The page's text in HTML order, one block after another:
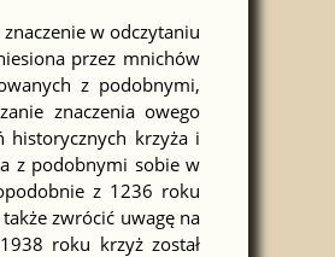
w odczytaniu
przez mnichów
z podobnymi,
znaczenia owego
historycznych krzyża i
z podobnymi sobie w
z 1236 roku
zwrócić uwagę na
roku krzyż został